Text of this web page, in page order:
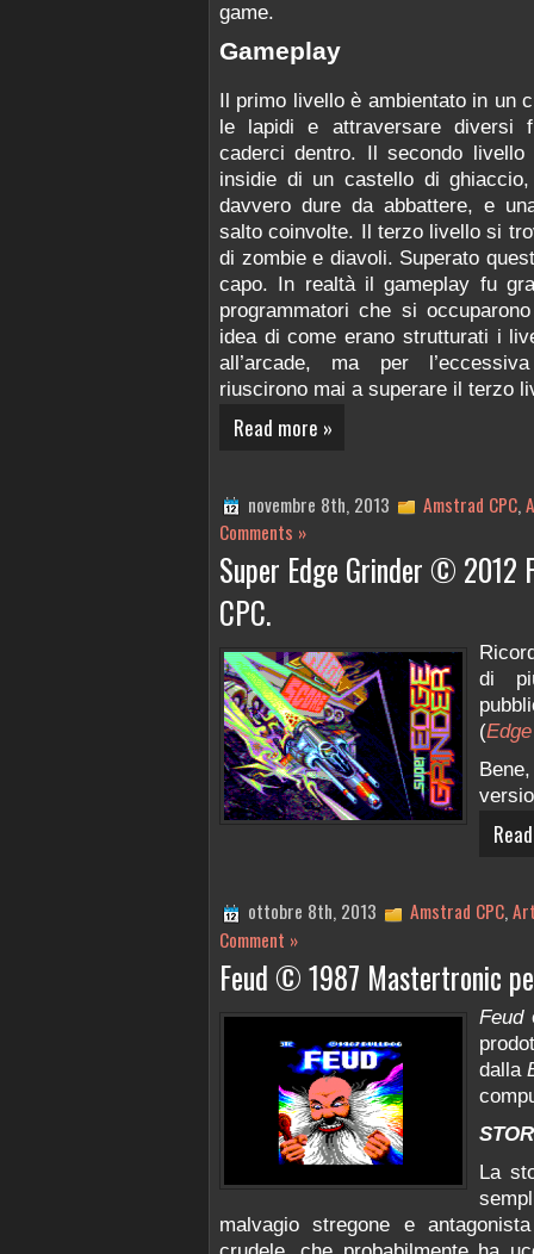
game.
Gameplay
Il primo livello è ambientato in un
le lapidi e attraversare diversi
caderci dentro. Il secondo
insidie di un castello di
davvero dure da abbattere, e
salto coinvolte. Il terzo livello si
di zombie e diavoli. Superato
capo. In realtà il gameplay fu
programmatori che si
idea di come erano strutturati i
all’arcade, ma per
riuscirono mai a superare il terzo
Read more »
novembre 8th, 2013 Amstrad CPC,
Comments »
Super Edge Grinder © 2012
CPC.
di
(
ottobre 8th, 2013 Amstrad CPC,
Comment »
Feud © 1987 Mastertronic
Feud
dalla
La
malvagio stregone e